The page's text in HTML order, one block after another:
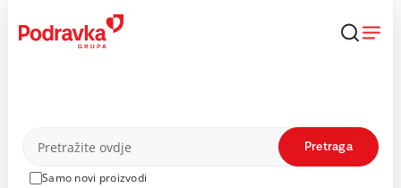
content
Proizvodi
Samo novi proizvodi
Pretraga